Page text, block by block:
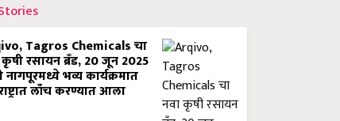
Tagros Chemicals चा
रसायन ब्रँड, 20 जून 2025
नागपूरमध्ये भव्य कार्यक्रमात
लाँच करण्यात आला